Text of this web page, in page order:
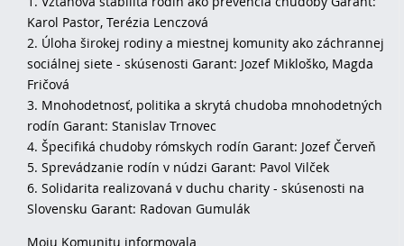
Karol Pastor, Terézia Lenczová
2. Úloha širokej rodiny a miestnej komunity ako záchrannej
sociálnej siete - skúsenosti Garant: Jozef Mikloško, Magda
Fričová
3. Mnohodetnosť, politika a skrytá chudoba mnohodetných
rodín Garant: Stanislav Trnovec
4. Špecifiká chudoby rómskych rodín Garant: Jozef Červeň
5. Sprevádzanie rodín v núdzi Garant: Pavol Vilček
6. Solidarita realizovaná v duchu charity - skúsenosti na
Slovensku Garant: Radovan Gumulák
Moju Komunitu informovala